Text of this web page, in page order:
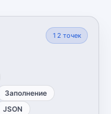
12 точек
Заполнение
JSON